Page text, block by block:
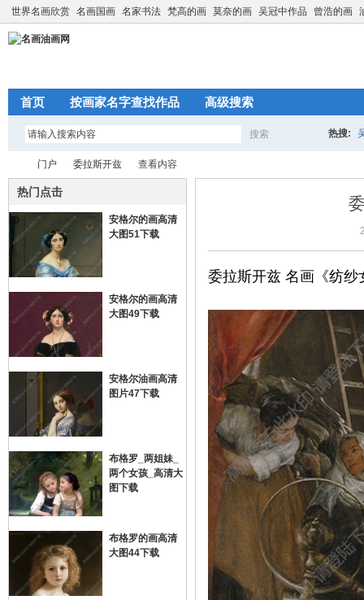
世界名画欣赏 名画国画 名家书法 梵高的画 莫奈的画 吴冠中作品 曾浩的画
首页 按画家名字查找作品 高级搜索
搜索 热搜:
名
画
油
›
门户
›
委拉斯开兹
›
查看内容
委拉斯开兹 名画《纺
热门点击
安格尔的画高清
大图51下载
安格尔的画高清
大图49下载
安格尔油画高清
图片47下载
布格罗_两姐妹_
两个女孩_高清大
图下载
布格罗的画高清
大图44下载